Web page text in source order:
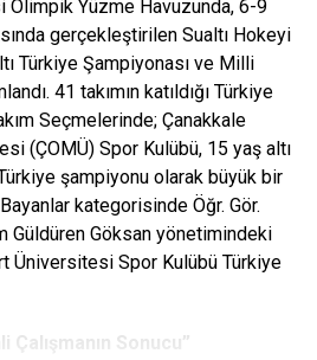
geçirildiğini belirterek program
Bir Adım Daha
istihdam edilebilirliğini artırarak
ve disiplin kazandırmak
uzaktan eğitim dışında, örgün
eğitim gören, 18 yaşını
olan bütün öğrencilerimiz
Olimpik Yüzme Havuzunda, 6-9
gerçekleştirilen Sualtı Hokeyi
Türkiye Şampiyonası ve Milli
41 takımın katıldığı Türkiye
Seçmelerinde; Çanakkale
(ÇOMÜ) Spor Kulübü, 15 yaş altı
şampiyonu olarak büyük bir
kategorisinde Öğr. Gör.
Güldüren Göksan yönetimindeki
Üniversitesi Spor Kulübü Türkiye
Çalışmanın Sonucu”